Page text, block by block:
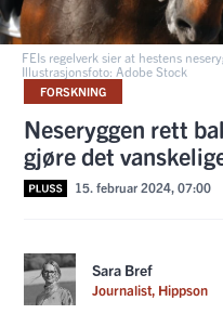
FEIs regelverk sier at hestens
Illustrasjonsfoto: Adobe Stock
FORSKNING
Neseryggen rett
gjøre det
15. februar 2024, 07:00
Sara Bref
Journalist, Hippson